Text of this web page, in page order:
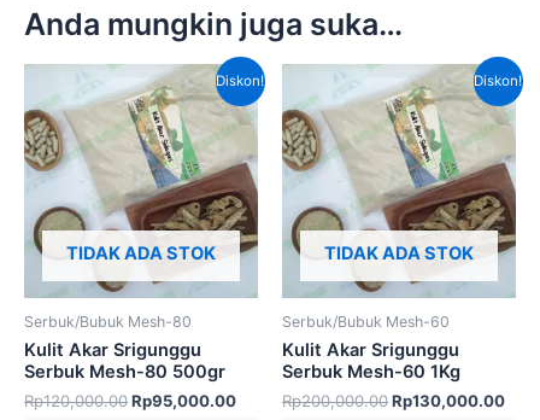
Anda mungkin juga suka…
Diskon!
TIDAK ADA STOK
Serbuk/Bubuk Mesh-80
Kulit Akar Srigunggu
Serbuk Mesh-80 500gr
Rp120,000.00
Harga
aslinya
adalah:
Rp120,000.00.
Rp95,000.00
Harga
saat
ini
adalah:
Rp95,000.00.
Diskon!
TIDAK ADA STOK
Serbuk/Bubuk Mesh-60
Kulit Akar Srigunggu
Serbuk Mesh-60 1Kg
Rp200,000.00
Harga
aslinya
adalah:
Rp200,000.00.
Rp130,000.00
saat
ini